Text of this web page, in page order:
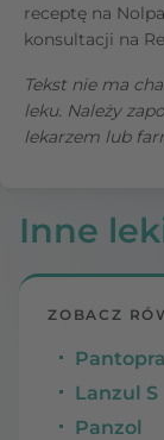
receptę na
konsultacji na
Tekst nie ma
leku. Należy
lekarzem lub
Inne
ZOBACZ
Lanzul S
Panzol